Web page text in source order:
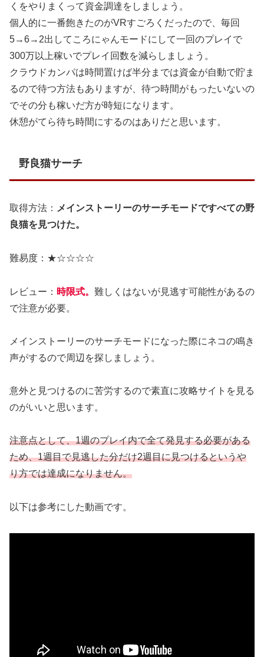
くをやりまくって資金調達をしましょう。
個人的に一番飽きたのがVRすごろくだったので、毎回
5→6→2出してころにゃんモードにして一回のプレイで
300万以上稼いでプレイ回数を減らしましょう。
クラウドカンパは時間置けば半分までは資金が自動で貯ま
るので待つ方法もありますが、待つ時間がもったいないの
でその分も稼いだ方が時短になります。
休憩がてら待ち時間にするのはありだと思います。
野良猫サーチ
取得方法： メインストーリーのサーチモードですべての野
良猫を見つけた。
難易度：★☆☆☆☆
レビュー： 時限式。 難しくはないが見逃す可能性があるの
で注意が必要。
メインストーリーのサーチモードになった際にネコの鳴き
声がするので周辺を探しましょう。
意外と見つけるのに苦労するので素直に攻略サイトを見る
のがいいと思います。
注意点として、1週のプレイ内で全て発見する必要がある
ため、1週目で見逃した分だけ2週目に見つけるというや
り方では達成になりません。
以下は参考にした動画です。